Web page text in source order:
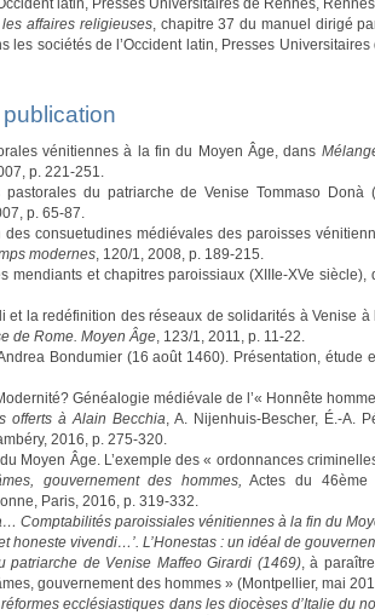
affaires religieuses, chapitre 37 du manuel dirigé
les sociétés de l’Occident latin, Presses
vénitiennes à la fin du Moyen Âge, dans
p. 221-251.
pastorales du patriarche de Venise Tommaso Donà
p. 65-87.
consuetudines médiévales des paroisses
modernes, 120/1, 2008, p. 189-215.
mendiants et chapitres paroissiaux (XIIIe-XVe
la redéfinition des réseaux de solidarités à Venise
de Rome. Moyen Âge, 123/1, 2011, p. 11-22.
Bondumier (16 août 1460). Présentation, étude
Généalogie médiévale de l’« Honnête
offerts à Alain Becchia, A. Nijenhuis-Bescher, É.-A.
2016, p. 275-320.
Moyen Âge. L’exemple des « ordonnances
gouvernement des hommes, Actes du 46ème
Paris, 2016, p. 319-332.
Comptabilités paroissiales vénitiennes à la fin du
honeste vivendi…’. L’Honestas : un idéal de
patriarche de Venise Maffeo Girardi (1469), à
gouvernement des hommes » (Montpellier, mai
ecclésiastiques dans les diocèses d’Italie du